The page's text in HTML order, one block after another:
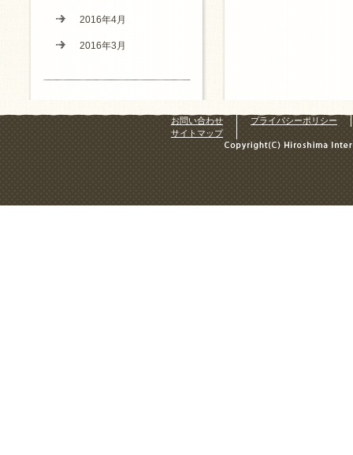
2016年4月
2016年3月
お問い合わせ
プライバシーポリシー
サイトマップ